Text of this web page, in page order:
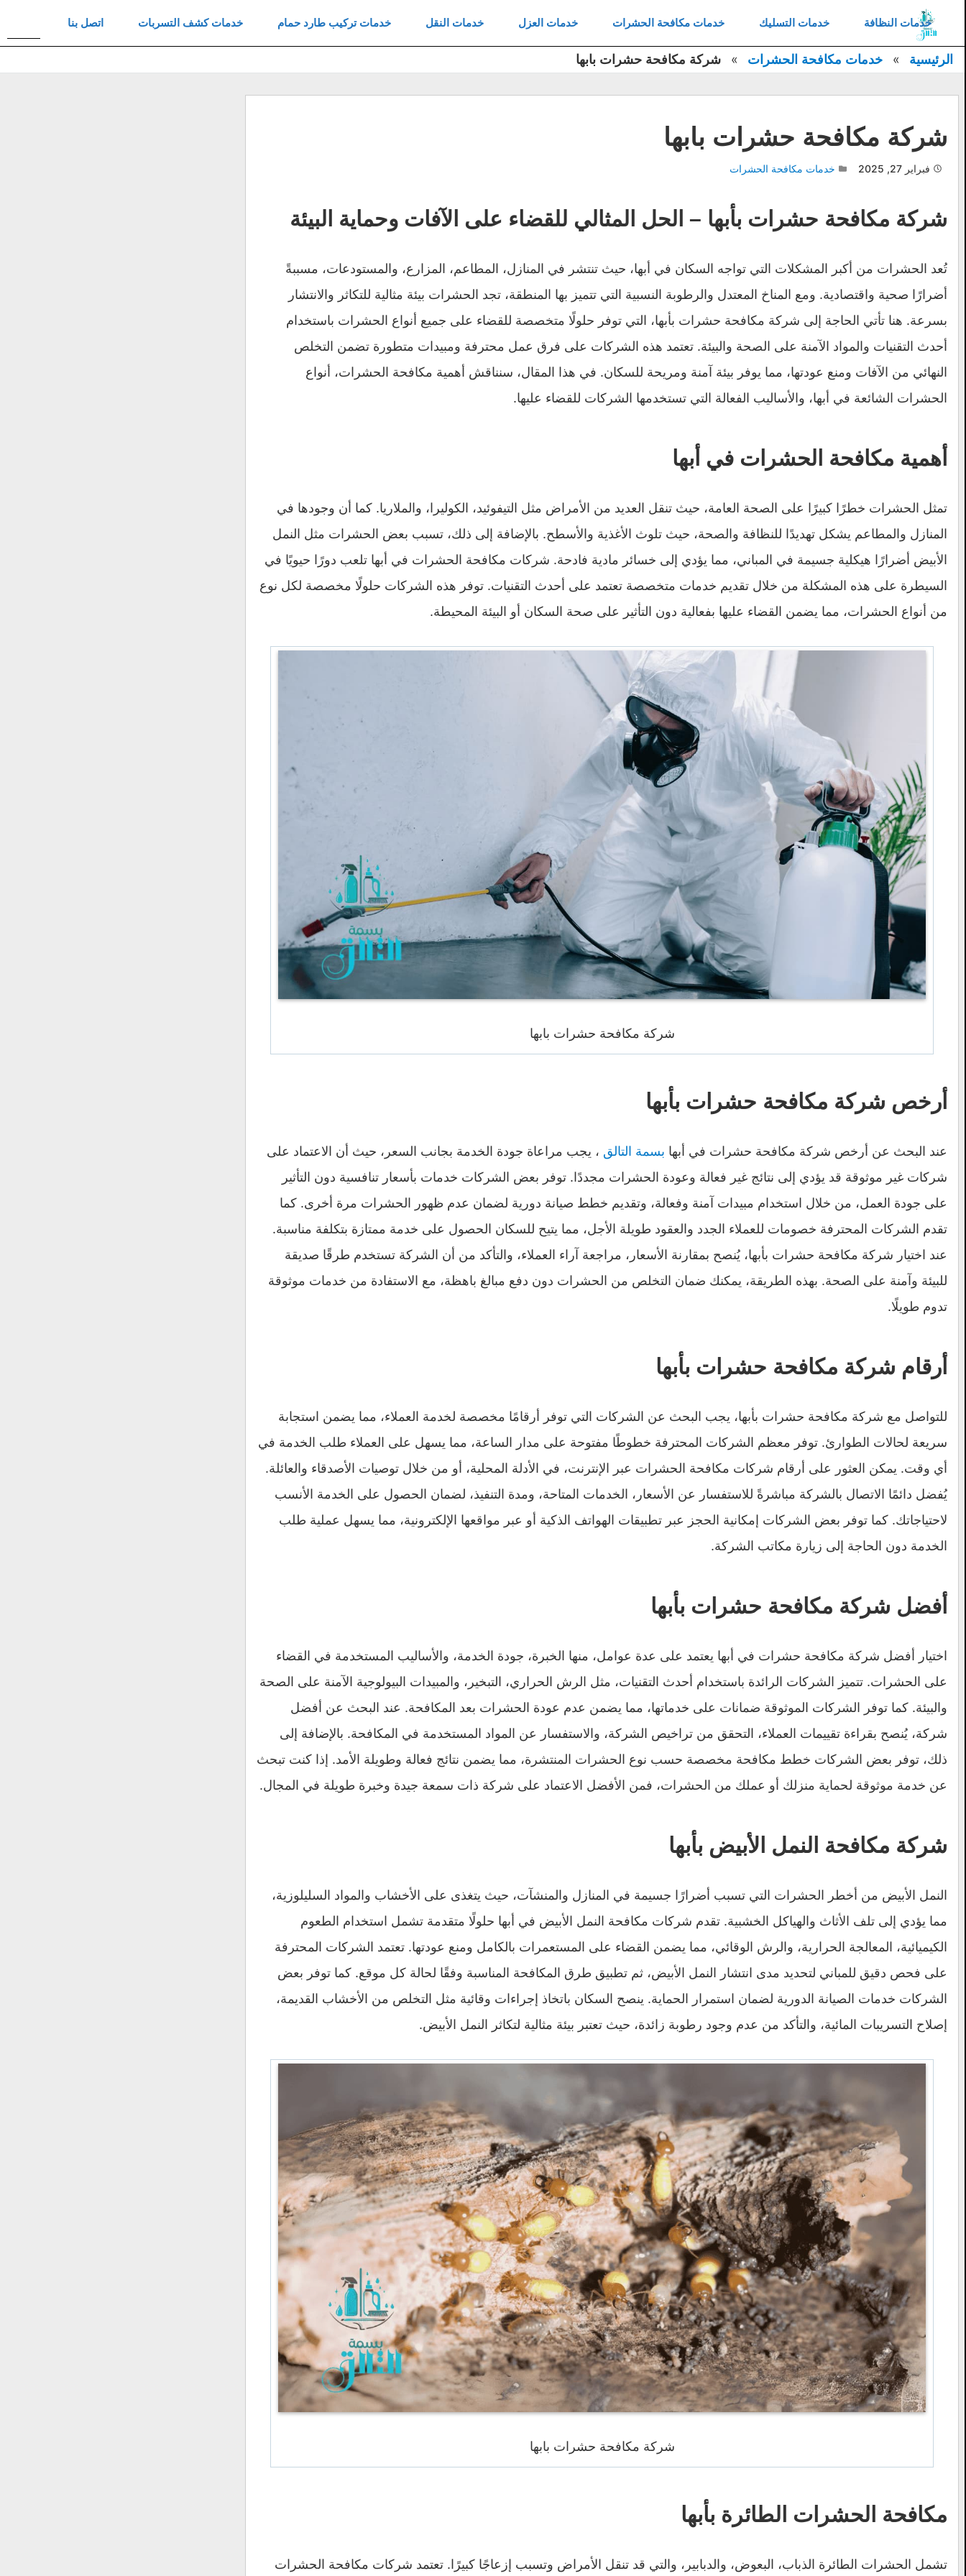
Skip
to
content
خدمات النظافة خدمات التسليك خدمات مكافحة الحشرات خدمات العزل خدمات النقل خدمات تركيب طارد حمام خدمات كشف التسربات اتصل بنا
خدمات النظافة
خدمات العزل
خدمات النقل
خدمات كشف التسربات
بحث
عن
الرئيسية خدمات مكافحة الحشرات شركة مكافحة حشرات بابها
شركة مكافحة حشرات بابها
فبراير 27, 2025 خدمات مكافحة الحشرات
شركة مكافحة حشرات بأبها – الحل المثالي للقضاء على الآفات وحماية البيئة
تُعد الحشرات من أكبر المشكلات التي تواجه السكان في أبها، حيث تنتشر في المنازل، المطاعم، المزارع، والمستودعات، مسببةً
أضرارًا صحية واقتصادية. ومع المناخ المعتدل والرطوبة النسبية التي تتميز بها المنطقة، تجد الحشرات بيئة مثالية للتكاثر والانتشار
بسرعة. هنا تأتي الحاجة إلى شركة مكافحة حشرات بأبها، التي توفر حلولًا متخصصة للقضاء على جميع أنواع الحشرات باستخدام
أحدث التقنيات والمواد الآمنة على الصحة والبيئة. تعتمد هذه الشركات على فرق عمل محترفة ومبيدات متطورة تضمن التخلص
النهائي من الآفات ومنع عودتها، مما يوفر بيئة آمنة ومريحة للسكان. في هذا المقال، سنناقش أهمية مكافحة الحشرات، أنواع
الحشرات الشائعة في أبها، والأساليب الفعالة التي تستخدمها الشركات للقضاء عليها.
أهمية مكافحة الحشرات في أبها
تمثل الحشرات خطرًا كبيرًا على الصحة العامة، حيث تنقل العديد من الأمراض مثل التيفوئيد، الكوليرا، والملاريا. كما أن وجودها في
المنازل والمطاعم يشكل تهديدًا للنظافة والصحة، حيث تلوث الأغذية والأسطح. بالإضافة إلى ذلك، تسبب بعض الحشرات مثل النمل
الأبيض أضرارًا هيكلية جسيمة في المباني، مما يؤدي إلى خسائر مادية فادحة. شركات مكافحة الحشرات في أبها تلعب دورًا حيويًا في
السيطرة على هذه المشكلة من خلال تقديم خدمات متخصصة تعتمد على أحدث التقنيات. توفر هذه الشركات حلولًا مخصصة لكل نوع
من أنواع الحشرات، مما يضمن القضاء عليها بفعالية دون التأثير على صحة السكان أو البيئة المحيطة.
شركة مكافحة حشرات بابها
أرخص شركة مكافحة حشرات بأبها
عند البحث عن أرخص شركة مكافحة حشرات في أبها بسمة التالق ، يجب مراعاة جودة الخدمة بجانب السعر، حيث أن الاعتماد على
شركات غير موثوقة قد يؤدي إلى نتائج غير فعالة وعودة الحشرات مجددًا. توفر بعض الشركات خدمات بأسعار تنافسية دون التأثير
على جودة العمل، من خلال استخدام مبيدات آمنة وفعالة، وتقديم خطط صيانة دورية لضمان عدم ظهور الحشرات مرة أخرى. كما
تقدم الشركات المحترفة خصومات للعملاء الجدد والعقود طويلة الأجل، مما يتيح للسكان الحصول على خدمة ممتازة بتكلفة مناسبة.
عند اختيار شركة مكافحة حشرات بأبها، يُنصح بمقارنة الأسعار، مراجعة آراء العملاء، والتأكد من أن الشركة تستخدم طرقًا صديقة
للبيئة وآمنة على الصحة. بهذه الطريقة، يمكنك ضمان التخلص من الحشرات دون دفع مبالغ باهظة، مع الاستفادة من خدمات موثوقة
تدوم طويلًا.
أرقام شركة مكافحة حشرات بأبها
للتواصل مع شركة مكافحة حشرات بأبها، يجب البحث عن الشركات التي توفر أرقامًا مخصصة لخدمة العملاء، مما يضمن استجابة
سريعة لحالات الطوارئ. توفر معظم الشركات المحترفة خطوطًا مفتوحة على مدار الساعة، مما يسهل على العملاء طلب الخدمة في
أي وقت. يمكن العثور على أرقام شركات مكافحة الحشرات عبر الإنترنت، في الأدلة المحلية، أو من خلال توصيات الأصدقاء والعائلة.
يُفضل دائمًا الاتصال بالشركة مباشرةً للاستفسار عن الأسعار، الخدمات المتاحة، ومدة التنفيذ، لضمان الحصول على الخدمة الأنسب
لاحتياجاتك. كما توفر بعض الشركات إمكانية الحجز عبر تطبيقات الهواتف الذكية أو عبر مواقعها الإلكترونية، مما يسهل عملية طلب
الخدمة دون الحاجة إلى زيارة مكاتب الشركة.
أفضل شركة مكافحة حشرات بأبها
اختيار أفضل شركة مكافحة حشرات في أبها يعتمد على عدة عوامل، منها الخبرة، جودة الخدمة، والأساليب المستخدمة في القضاء
على الحشرات. تتميز الشركات الرائدة باستخدام أحدث التقنيات، مثل الرش الحراري، التبخير، والمبيدات البيولوجية الآمنة على الصحة
والبيئة. كما توفر الشركات الموثوقة ضمانات على خدماتها، مما يضمن عدم عودة الحشرات بعد المكافحة. عند البحث عن أفضل
شركة، يُنصح بقراءة تقييمات العملاء، التحقق من تراخيص الشركة، والاستفسار عن المواد المستخدمة في المكافحة. بالإضافة إلى
ذلك، توفر بعض الشركات خطط مكافحة مخصصة حسب نوع الحشرات المنتشرة، مما يضمن نتائج فعالة وطويلة الأمد. إذا كنت تبحث
عن خدمة موثوقة لحماية منزلك أو عملك من الحشرات، فمن الأفضل الاعتماد على شركة ذات سمعة جيدة وخبرة طويلة في المجال.
شركة مكافحة النمل الأبيض بأبها
النمل الأبيض من أخطر الحشرات التي تسبب أضرارًا جسيمة في المنازل والمنشآت، حيث يتغذى على الأخشاب والمواد السليلوزية،
مما يؤدي إلى تلف الأثاث والهياكل الخشبية. تقدم شركات مكافحة النمل الأبيض في أبها حلولًا متقدمة تشمل استخدام الطعوم
الكيميائية، المعالجة الحرارية، والرش الوقائي، مما يضمن القضاء على المستعمرات بالكامل ومنع عودتها. تعتمد الشركات المحترفة
على فحص دقيق للمباني لتحديد مدى انتشار النمل الأبيض، ثم تطبيق طرق المكافحة المناسبة وفقًا لحالة كل موقع. كما توفر بعض
الشركات خدمات الصيانة الدورية لضمان استمرار الحماية. ينصح السكان باتخاذ إجراءات وقائية مثل التخلص من الأخشاب القديمة،
إصلاح التسريبات المائية، والتأكد من عدم وجود رطوبة زائدة، حيث تعتبر بيئة مثالية لتكاثر النمل الأبيض.
شركة مكافحة حشرات بابها
مكافحة الحشرات الطائرة بأبها
تشمل الحشرات الطائرة الذباب، البعوض، والدبابير، والتي قد تنقل الأمراض وتسبب إزعاجًا كبيرًا. تعتمد شركات مكافحة الحشرات